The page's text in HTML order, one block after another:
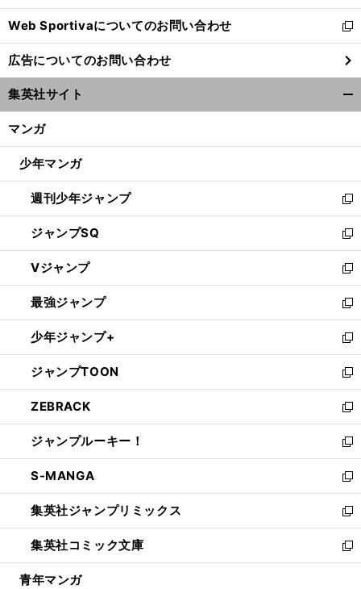
開
く
Web Sportivaについてのお問い合わせ
新
し
い
ウ
ィ
ン
ウ
開
く
広告についてのお問い合わせ
集英社サイト
マンガ
少年マンガ
週刊少年ジャンプ
新
し
い
ウ
ィ
ン
ド
ウ
で
開
く
ジャンプSQ
新
し
い
ウ
ィ
ン
ド
ウ
で
開
く
Vジャンプ
新
し
い
ウ
ィ
ン
ド
ウ
で
開
く
最強ジャンプ
新
し
い
ウ
ィ
ン
ド
ウ
で
開
く
少年ジャンプ+
新
し
い
ウ
ィ
ン
ド
ウ
で
開
く
ジャンプTOON
新
し
い
ウ
ィ
ン
ド
ウ
で
開
く
ZEBRACK
新
し
い
ウ
ィ
ン
ド
ウ
で
開
ジャンプルーキー！
新
し
い
ウ
ィ
ン
ド
ウ
S-MANGA
新
し
い
ウ
ィ
ン
集英社ジャンプリミックス
新
し
い
ウ
集英社コミック文庫
新
し
青年マンガ